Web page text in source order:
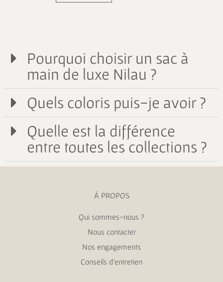
Pourquoi choisir un sac à
main de luxe Nilau ?
Quels coloris puis-je avoir ?
Quelle est la différence
entre toutes les collections ?
À PROPOS
Qui sommes-nous ?
Nous contacter
Nos engagements
Conseils d’entretien